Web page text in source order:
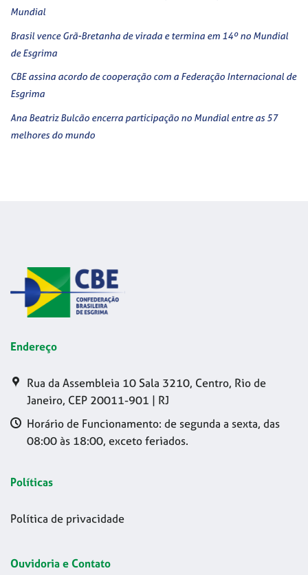
Mundial
Brasil vence Grã-Bretanha de virada e termina em 14º no Mundial
de Esgrima
CBE assina acordo de cooperação com a Federação Internacional de
Esgrima
Ana Beatriz Bulcão encerra participação no Mundial entre as 57
melhores do mundo
Endereço
Rua da Assembleia 10 Sala 3210, Centro, Rio de
Janeiro, CEP 20011-901 | RJ
Horário de Funcionamento: de segunda a sexta, das
08:00 às 18:00, exceto feriados.
Políticas
Política de privacidade
Ouvidoria e Contato